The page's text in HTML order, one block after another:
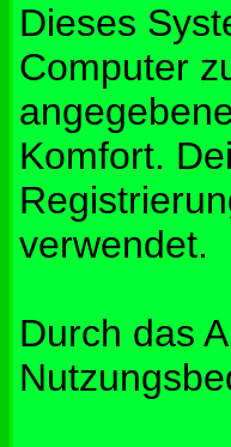
Dieses
Computer
Komfort.
verwendet.
Durch das